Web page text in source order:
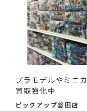
プラモデルやミニ
買取強化中
ピックアップ磐田店